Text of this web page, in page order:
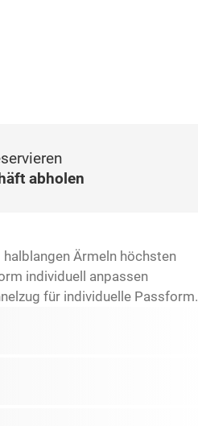
abholen
Ärmeln höchsten
individuell anpassen
für individuelle Passform.